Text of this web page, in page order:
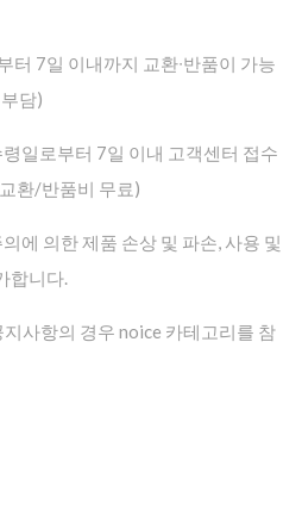
터 7일 이내까지 교환∙반품이 가능
담)
일로부터 7일 이내 고객센터 접수
환/반품비 무료)
에 의한 제품 손상 및 파손, 사용 및
합니다.
사항의 경우 noice 카테고리를 참